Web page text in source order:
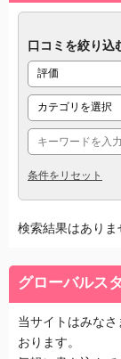
口コミを絞り込
条件をリセット
検索結果はありま
グローバルス
当サイトはみな
おります。